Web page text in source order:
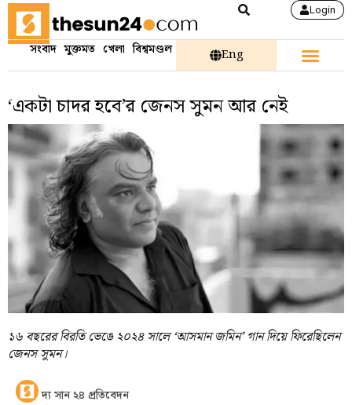
Login
সংবাদ মুক্তমত খেলা বিশ্বমণ্ডল Eng
‘একটা চাদর হবে’র জেনস সুমন আর নেই
১৬ বছরের বিরতি ভেঙে ২০২৪ সালে ‘আসমান জমিন’ গান দিয়ে ফিরেছিলেন
জেনস সুমন।
দ্য সান ২৪ প্রতিবেদন